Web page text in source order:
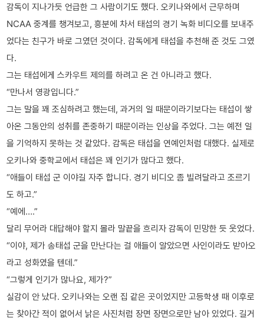
감독이 지나가듯 언급한 그 사람이기도 했다. 오키나와에서 근무하며
NCAA 중계를 챙겨보고, 흥분에 차서 태섭의 경기 녹화 비디오를 보내주
었다는 친구가 바로 그였던 것이다. 감독에게 태섭을 추천해 준 것도 그였
다.
그는 태섭에게 스카우트 제의를 하려고 온 건 아니라고 했다.
“만나서 영광입니다.”
그는 말을 꽤 조심하려고 했는데, 과거의 일 때문이라기보다는 태섭이 쌓
아온 그동안의 성취를 존중하기 때문이라는 인상을 주었다. 그는 예전 일
을 기억하지 못하는 것 같았다. 감독은 태섭을 연예인처럼 대했다. 실제로
오키나와 중학교에서 태섭은 꽤 인기가 많다고 했다.
“애들이 태섭 군 이야길 자주 합니다. 경기 비디오 좀 빌려달라고 조르기
도 하고.”
“예에….”
달리 무어라 대답해야 할지 몰라 말끝을 흐리자 감독이 민망한 듯 웃었다.
“이야, 제가 송태섭 군을 만난다는 걸 애들이 알았으면 사인이라도 받아오
라고 성화였을 텐데.”
“그렇게 인기가 많나요, 제가?”
실감이 안 났다. 오키나와는 오랜 집 같은 곳이었지만 고등학생 때 이후로
는 찾아간 적이 없어서 낡은 사진처럼 장면 장면으로만 남아 있었다. 길거